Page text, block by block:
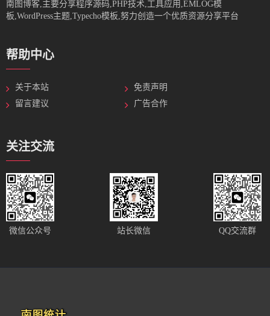
南图博客,主要分享程序源码,PHP技术,工具应用,EMLOG模
板,WordPress主题,Typecho模板,努力创造一个优质资源分享平台
帮助中心
关于本站
免责声明
留言建议
广告合作
关注交流
微信公众号 站长微信 QQ交流群